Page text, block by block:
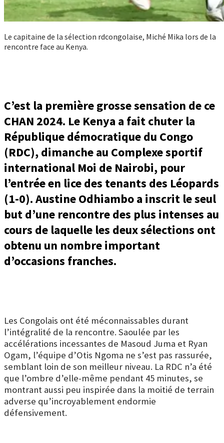
Le capitaine de la sélection rdcongolaise, Miché Mika lors de la
rencontre face au Kenya.
C’est la première grosse sensation de ce
CHAN 2024. Le Kenya a fait chuter la
République démocratique du Congo
(RDC), dimanche au Complexe sportif
international Moi de Nairobi, pour
l’entrée en lice des tenants des Léopards
(1-0). Austine Odhiambo a inscrit le seul
but d’une rencontre des plus intenses au
cours de laquelle les deux sélections ont
obtenu un nombre important
d’occasions franches.
Les Congolais ont été méconnaissables durant
l’intégralité de la rencontre. Saoulée par les
accélérations incessantes de Masoud Juma et Ryan
Ogam, l’équipe d’Otis Ngoma ne s’est pas rassurée,
semblant loin de son meilleur niveau. La RDC n’a été
que l’ombre d’elle-même pendant 45 minutes, se
montrant aussi peu inspirée dans la moitié de terrain
adverse qu’incroyablement endormie
défensivement.